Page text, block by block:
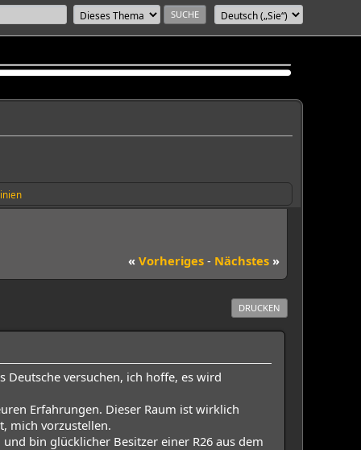
« Vorheriges - Nächstes »
DRUCKEN
versuchen, ich hoffe, es wird
Erfahrungen. Dieser Raum ist wirklich
mich vorzustellen.
bin glücklicher Besitzer einer R26 aus dem